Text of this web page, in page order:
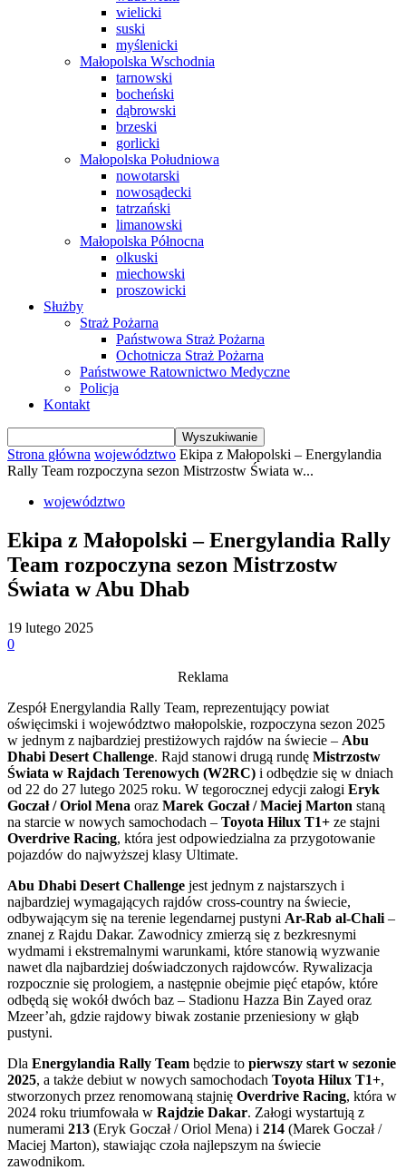
wielicki
suski
myślenicki
Małopolska Wschodnia
tarnowski
bocheński
dąbrowski
brzeski
gorlicki
Małopolska Południowa
nowotarski
nowosądecki
tatrzański
limanowski
Małopolska Północna
olkuski
miechowski
proszowicki
Służby
Straż Pożarna
Państwowa Straż Pożarna
Ochotnicza Straż Pożarna
Państwowe Ratownictwo Medyczne
Policja
Kontakt
Strona główna województwo Ekipa z Małopolski – Energylandia
Rally Team rozpoczyna sezon Mistrzostw Świata w...
województwo
Ekipa z Małopolski – Energylandia Rally
Team rozpoczyna sezon Mistrzostw
Świata w Abu Dhab
19 lutego 2025
0
Reklama
Zespół Energylandia Rally Team, reprezentujący powiat
oświęcimski i województwo małopolskie, rozpoczyna sezon 2025
w jednym z najbardziej prestiżowych rajdów na świecie – Abu
Dhabi Desert Challenge. Rajd stanowi drugą rundę Mistrzostw
Świata w Rajdach Terenowych (W2RC) i odbędzie się w dniach
od 22 do 27 lutego 2025 roku. W tegorocznej edycji załogi Eryk
Goczał / Oriol Mena oraz Marek Goczał / Maciej Marton staną
na starcie w nowych samochodach – Toyota Hilux T1+ ze stajni
Overdrive Racing, która jest odpowiedzialna za przygotowanie
pojazdów do najwyższej klasy Ultimate.
Abu Dhabi Desert Challenge jest jednym z najstarszych i
najbardziej wymagających rajdów cross-country na świecie,
odbywającym się na terenie legendarnej pustyni Ar-Rab al-Chali –
znanej z Rajdu Dakar. Zawodnicy zmierzą się z bezkresnymi
wydmami i ekstremalnymi warunkami, które stanowią wyzwanie
nawet dla najbardziej doświadczonych rajdowców. Rywalizacja
rozpocznie się prologiem, a następnie obejmie pięć etapów, które
odbędą się wokół dwóch baz – Stadionu Hazza Bin Zayed oraz
Mzeer’ah, gdzie rajdowy biwak zostanie przeniesiony w głąb
pustyni.
Dla Energylandia Rally Team będzie to pierwszy start w sezonie
2025, a także debiut w nowych samochodach Toyota Hilux T1+,
stworzonych przez renomowaną stajnię Overdrive Racing, która w
2024 roku triumfowała w Rajdzie Dakar. Załogi wystartują z
numerami 213 (Eryk Goczał / Oriol Mena) i 214 (Marek Goczał /
Maciej Marton), stawiając czoła najlepszym na świecie
zawodnikom.